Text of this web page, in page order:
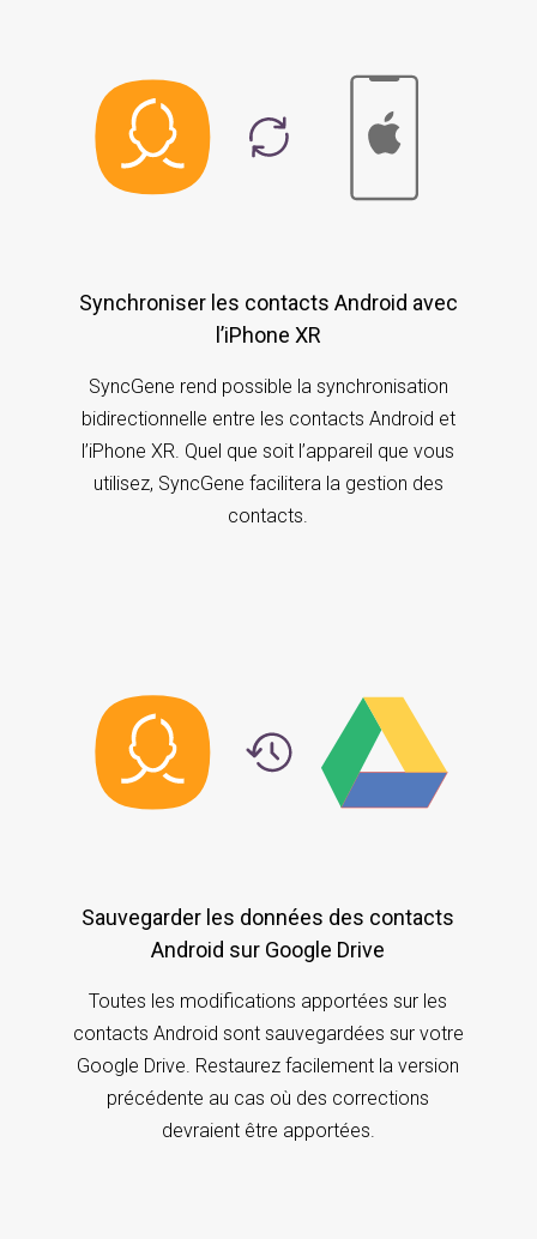
Synchroniser les contacts Android avec
l’iPhone XR
SyncGene rend possible la synchronisation
bidirectionnelle entre les contacts Android et
l’iPhone XR. Quel que soit l’appareil que vous
utilisez, SyncGene facilitera la gestion des
contacts.
Sauvegarder les données des contacts
Android sur Google Drive
Toutes les modifications apportées sur les
contacts Android sont sauvegardées sur votre
Google Drive. Restaurez facilement la version
précédente au cas où des corrections
devraient être apportées.